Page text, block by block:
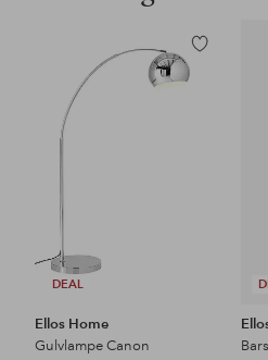
DEAL
Tilføj
til
Ellos Home
Gulvlampe Canon